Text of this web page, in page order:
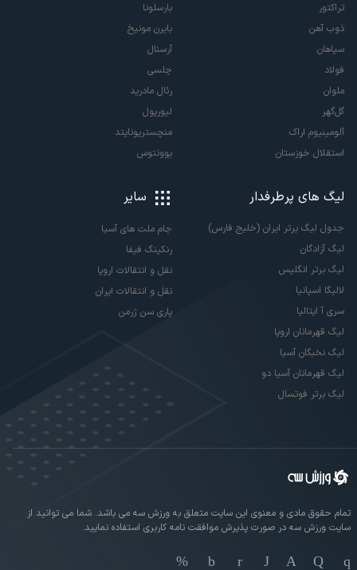
تراکتور
ذوب آهن
سپاهان
فولاد
ملوان
گل‌گهر
آلومینیوم اراک
استقلال خوزستان
بارسلونا
بایرن مونیخ
آرسنال
چلسی
رئال مادرید
لیورپول
منچستریونایتد
یوونتوس
لیگ های پرطرفدار
جدول لیگ برتر ایران (خلیج فارس)
لیگ آزادگان
لیگ برتر انگلیس
لالیگا اسپانیا
سری آ ایتالیا
لیگ قهرمانان اروپا
لیگ نخبگان آسیا
لیگ قهرمانان آسیا دو
لیگ برتر فوتسال
سایر
جام ملت های آسیا
رنکینگ فیفا
نقل و انتقالات اروپا
نقل و انتقالات ایران
پاری سن ژرمن
تمام حقوق مادی و معنوی این سایت متعلق به ورزش سه می باشد. شما می توانید از
سایت ورزش سه در صورت پذیرش موافقت نامه کاربری استفاده نمایید.